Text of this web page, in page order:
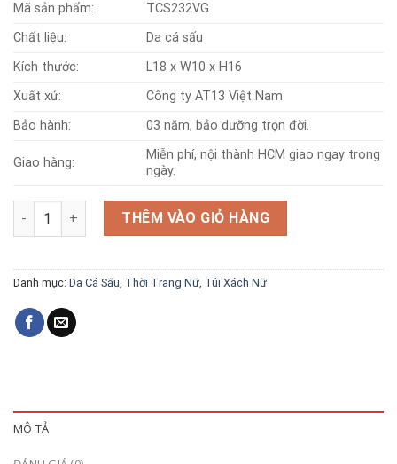
Mã sản phẩm:
TCS232VG
Chất liệu:
Da cá sấu
Kích thước:
L18 x W10 x H16
Xuất xứ:
Công ty AT13 Việt Nam
Bảo hành:
03 năm, bảo dưỡng trọn đời.
Giao hàng:
Miễn phí, nội thành HCM giao ngay trong
ngày.
Túi da cá sấu T232N himalaya số lượng
THÊM VÀO GIỎ HÀNG
Danh mục: Da Cá Sấu, Thời Trang Nữ, Túi Xách Nữ
MÔ TẢ